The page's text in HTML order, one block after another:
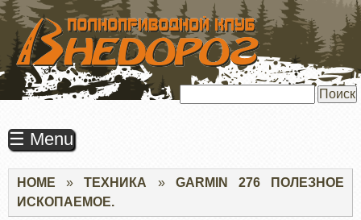
ПЕРЕЙТИ
ОСНОВНОМУ
СОДЕРЖАНИЮ
☰ Menu
Строка
навигации
HOME ТЕХНИКА
GARMIN 276 ПОЛЕЗНОЕ
ИСКОПАЕМОЕ.